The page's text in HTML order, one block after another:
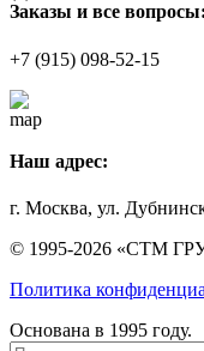
Заказы и все вопросы:
+7 (915) 098-52-15
Наш адрес:
г. Москва, ул.
© 1995-2026 «СТМ
Политика
Основана в 1995 году.